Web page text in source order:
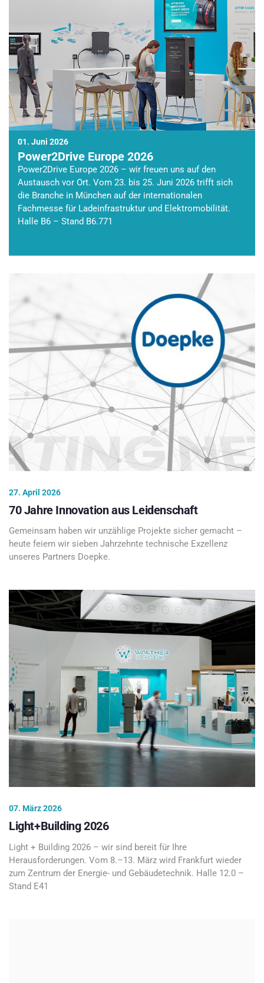
01. Juni 2026
Power2Drive Europe 2026
Power2Drive Europe 2026 – wir freuen uns auf den
Austausch vor Ort. Vom 23. bis 25. Juni 2026 trifft sich
die Branche in München auf der internationalen
Fachmesse für Ladeinfrastruktur und Elektromobilität.
Halle B6 – Stand B6.771
27. April 2026
70 Jahre Innovation aus Leidenschaft
Gemeinsam haben wir unzählige Projekte sicher gemacht –
heute feiern wir sieben Jahrzehnte technische Exzellenz
unseres Partners Doepke.
07. März 2026
Light+Building 2026
Light + Building 2026 – wir sind bereit für Ihre
Herausforderungen. Vom 8.–13. März wird Frankfurt wieder
zum Zentrum der Energie- und Gebäudetechnik. Halle 12.0 –
Stand E41